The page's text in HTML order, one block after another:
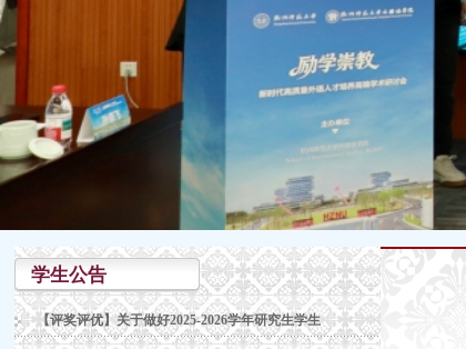
学生公告
【评奖评优】关于做好2025-2026学年研究生学生